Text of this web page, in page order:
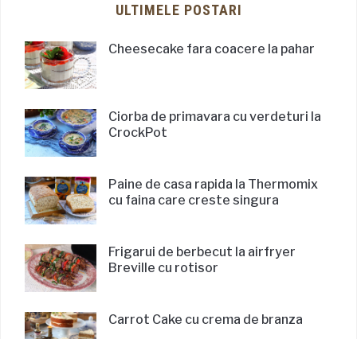
ULTIMELE POSTARI
Cheesecake fara coacere la pahar
Ciorba de primavara cu verdeturi la
CrockPot
Paine de casa rapida la Thermomix
cu faina care creste singura
Frigarui de berbecut la airfryer
Breville cu rotisor
Carrot Cake cu crema de branza